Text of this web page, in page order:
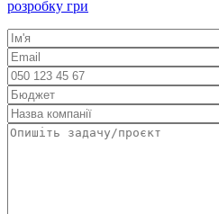
розробку гри